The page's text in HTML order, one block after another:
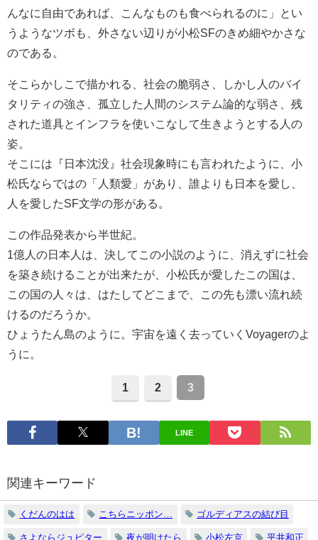
んなに自由であれば、こんなものも食べられるのに」とい
うようなツボも、外さない辺りが小松SFのきめ細やかさな
のである。
そこらかしこで描かれる、社会の脆弱さ、しかし人のバイ
タリティの強さ、孤立した人間のシステム論的な弱さ、残
された道具とインフラを使いこなして生きようとする人の
姿。
そこには『日本沈没』社会現象時にも言われたように、小
松氏ならではの「人類愛」があり、誰よりも日本を愛し、
人を愛したSF文学の形がある。
この作品発表から半世紀。
1億人の日本人は、決してこの小説のように、消えずに社会
を築き続けることが出来たが、小松氏が愛したこの国は、
この国の人々は、はたしてどこまで、この先も漂い流れ続
けるのだろうか。
ひょうたん島のように。宇宙を遠く去っていくVoyagerのよ
うに。
1 2 3
LINE
関連キーワード
くだんのはは こちらニッポン… ゴルディアスの結び目
さよならジュピター 夜が明けたら 小松左京 平井和正